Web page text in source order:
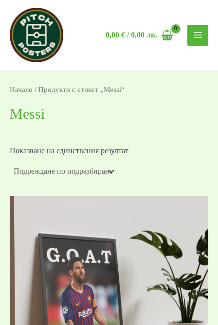
content
0,00 €/ 0,00 лв.
Начало / Продукти с етикет „Messi“
Messi
Показване на единствения резултат
39,10 лв.
through
39,99 €
78,21 лв.